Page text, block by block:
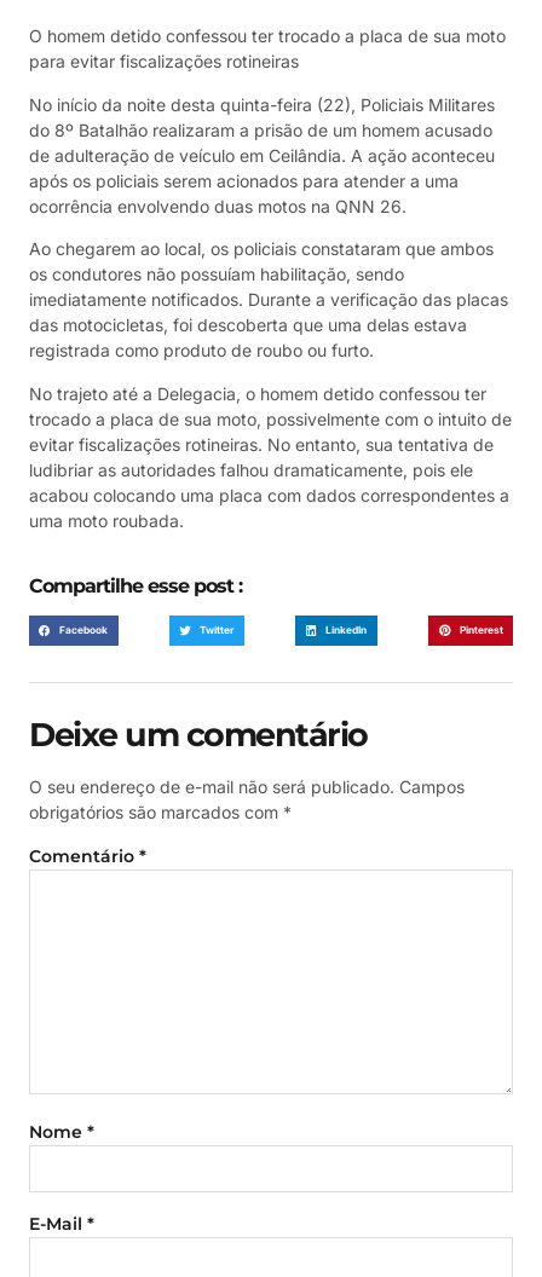
O homem detido confessou ter trocado a placa de sua moto
para evitar fiscalizações rotineiras
No início da noite desta quinta-feira (22), Policiais Militares
do 8º Batalhão realizaram a prisão de um homem acusado
de adulteração de veículo em Ceilândia. A ação aconteceu
após os policiais serem acionados para atender a uma
ocorrência envolvendo duas motos na QNN 26.
Ao chegarem ao local, os policiais constataram que ambos
os condutores não possuíam habilitação, sendo
imediatamente notificados. Durante a verificação das placas
das motocicletas, foi descoberta que uma delas estava
registrada como produto de roubo ou furto.
No trajeto até a Delegacia, o homem detido confessou ter
trocado a placa de sua moto, possivelmente com o intuito de
evitar fiscalizações rotineiras. No entanto, sua tentativa de
ludibriar as autoridades falhou dramaticamente, pois ele
acabou colocando uma placa com dados correspondentes a
uma moto roubada.
Compartilhe esse post :
Facebook Twitter LinkedIn Pinterest
Deixe um comentário
O seu endereço de e-mail não será publicado. Campos
obrigatórios são marcados com *
Comentário *
Nome *
E-Mail *